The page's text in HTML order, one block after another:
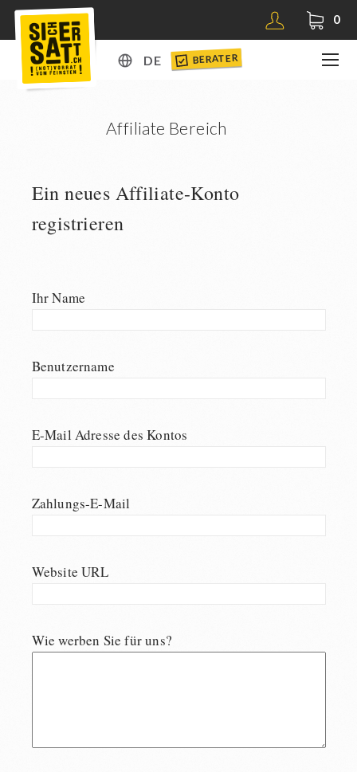
0
DE BERATER
Affiliate Bereich
Ein neues Affiliate-Konto
registrieren
Ihr Name
Benutzername
E-Mail Adresse des Kontos
Zahlungs-E-Mail
Website URL
Wie werben Sie für uns?